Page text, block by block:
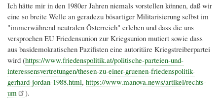
Ich hätte mir in den 1980er Jahren niemals vorstellen können, daß wir
eine so breite Welle an geradezu bösartiger Militarisierung selbst im
"immerwährend neutralen Österreich" erleben und dass die uns
versprochen EU Friedensunion zur Kriegsunion mutiert sowie dass
aus basidemokratischen Pazifisten eine autoritäre Kriegstreiberpartei
wird (https://www.friedenspolitik.at/politische-parteien-und-
interessensvertretungen/thesen-zu-einer-gruenen-friedenspolitik-
gerhard-jordan-1988.html, https://www.manova.news/artikel/rechts-
um
).